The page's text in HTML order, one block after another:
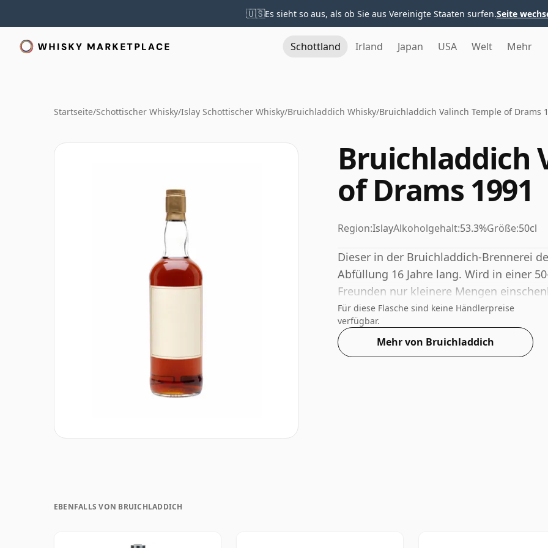
🇺🇸Es sieht so aus, als ob Sie aus Vereinigte Staaten surfen.Seite
Schottland Irland Japan USA Welt Mehr
Startseite/Schottischer Whisky/Islay Schottischer Whisky/Bruichladdich Whisky/Bruichladdich Valinch Temple of Drams
Bruichladdich
of Drams 1991
Region:IslayAlkoholgehalt:53.3%Größe:50cl
Dieser in der Bruichladdich-Brennerei
Abfüllung 16 Jahre lang. Wird in einer
Freunden nur kleinere Mengen
Für diese Flasche sind keine Händlerpreise
verfügbar.
Mehr von Bruichladdich
EBENFALLS VON BRUICHLADDICH